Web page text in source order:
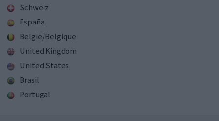
Schweiz
España
België/Belgique
United Kingdom
United States
Brasil
Portugal